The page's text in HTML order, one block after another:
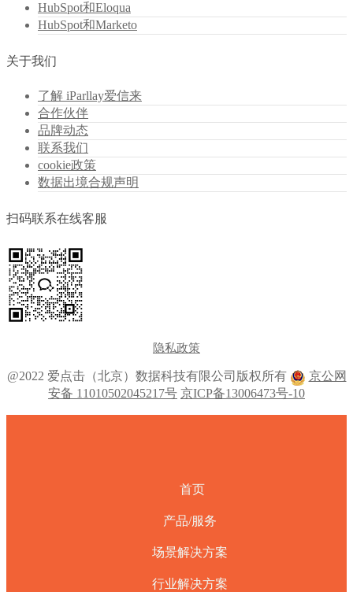
HubSpot和Eloqua
HubSpot和Marketo
关于我们
了解 iParllay爱信来
合作伙伴
品牌动态
联系我们
cookie政策
数据出境合规声明
扫码联系在线客服
隐私政策
@2022 爱点击（北京）数据科技有限公司版权所有
京公网
安备 11010502045217号 京ICP备13006473号-10
首页
产品/服务
场景解决方案
行业解决方案